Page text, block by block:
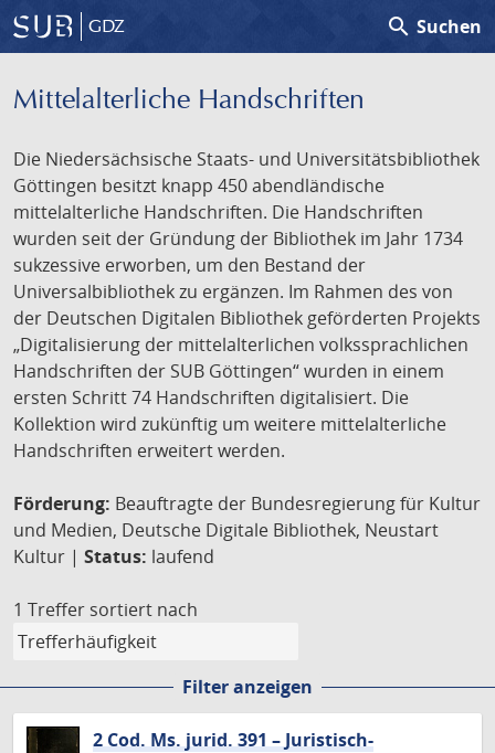
GDZ search Suchen
Mittelalterliche Handschriften
Die Niedersächsische Staats- und Universitätsbibliothek
Göttingen besitzt knapp 450 abendländische
mittelalterliche Handschriften. Die Handschriften
wurden seit der Gründung der Bibliothek im Jahr 1734
sukzessive erworben, um den Bestand der
Universalbibliothek zu ergänzen. Im Rahmen des von
der Deutschen Digitalen Bibliothek geförderten Projekts
„Digitalisierung der mittelalterlichen volkssprachlichen
Handschriften der SUB Göttingen“ wurden in einem
ersten Schritt 74 Handschriften digitalisiert. Die
Kollektion wird zukünftig um weitere mittelalterliche
Handschriften erweitert werden.
Förderung: Beauftragte der Bundesregierung für Kultur
und Medien, Deutsche Digitale Bibliothek, Neustart
Kultur | Status: laufend
1 Treffer sortiert nach
Filter anzeigen
2 Cod. Ms. jurid. 391 – Juristisch-